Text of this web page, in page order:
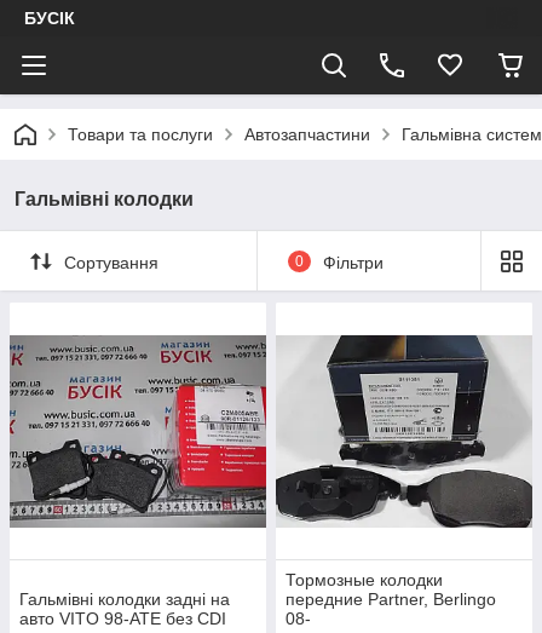
БУСІК
Товари та послуги Автозапчастини Гальмівна
Гальмівні колодки
Сортування 0 Фільтри
Гальмівні колодки задні на
авто VITO 98-ATE без CDI
Тормозные колодки
передние Partner, Berlingo
08-